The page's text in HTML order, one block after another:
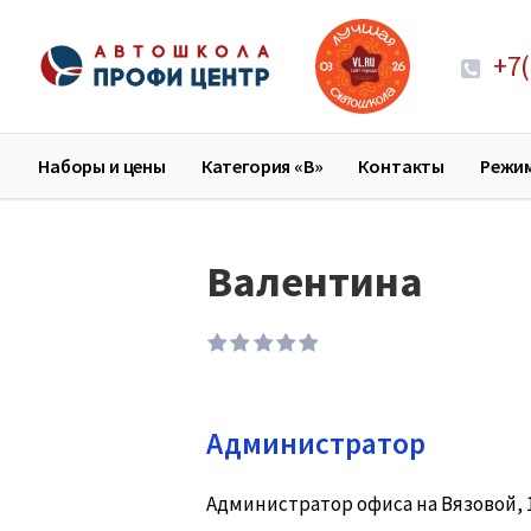
Наборы и цены Категория «В» Контакты
Валентина
4
3
2
1
Администратор
Администратор офиса на Вязовой,